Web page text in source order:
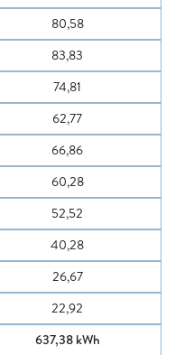
80,58
83,83
74,81
62,77
66,86
60,28
52,52
40,28
26,67
22,92
637,38 kWh